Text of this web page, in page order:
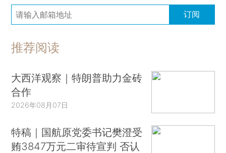
订阅
推荐阅读
大西洋观察｜特朗普助力金砖
合作
2026年08月07日
特稿｜国航原党委书记樊澄受
贿3847万元二审待宣判 否认